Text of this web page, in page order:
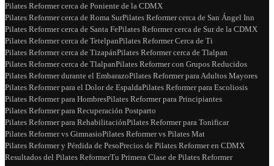
Pilates Reformer cerca de Poniente de la CDMX
Pilates Reformer cerca de Roma SurPilates Reformer cerca de San Ángel Inn
Pilates Reformer cerca de Santa FePilates Reformer cerca de Sur de la CDMX
Pilates Reformer cerca de TetelpanPilates Reformer Cerca de Ti
Pilates Reformer cerca de TizapánPilates Reformer cerca de Tlalpan
Pilates Reformer cerca de TlalpanPilates Reformer con Grupos Reducidos
Pilates Reformer durante el EmbarazoPilates Reformer para Adultos Mayores
Pilates Reformer para el Dolor de EspaldaPilates Reformer para Escoliosis
Pilates Reformer para HombresPilates Reformer para Principiantes
Pilates Reformer para Recuperación Postparto
Pilates Reformer para RehabilitaciónPilates Reformer para Tonificar
Pilates Reformer vs GimnasioPilates Reformer vs Pilates Mat
Pilates Reformer y Pérdida de PesoPrecios de Pilates Reformer en CDMX
Resultados del Pilates ReformerTu Primera Clase de Pilates Reformer